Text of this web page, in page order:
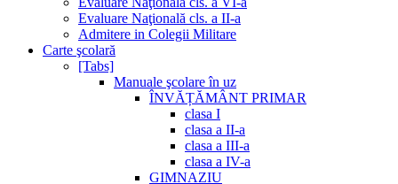
Evaluare Naţională cls. a II-a
Admitere in Colegii Militare
Carte şcolară
[Tabs]
Manuale şcolare în uz
ÎNVĂȚĂMÂNT PRIMAR
clasa I
clasa a II-a
clasa a III-a
clasa a IV-a
GIMNAZIU